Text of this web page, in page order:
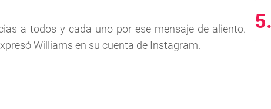
a todos y cada uno por ese mensaje de aliento.
Williams en su cuenta de Instagram.